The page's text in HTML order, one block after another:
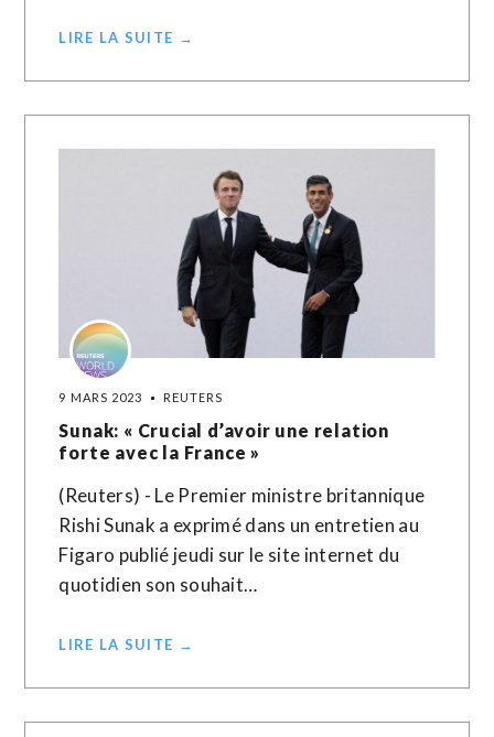
LIRE LA SUITE →
9 MARS 2023 REUTERS
Sunak: « Crucial d’avoir une relation
forte avec la France »
(Reuters) - Le Premier ministre britannique
Rishi Sunak a exprimé dans un entretien au
Figaro publié jeudi sur le site internet du
quotidien son souhait…
LIRE LA SUITE →